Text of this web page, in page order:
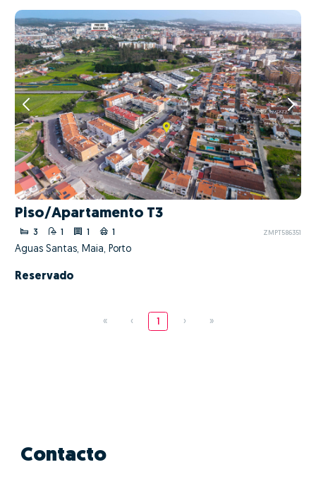
Piso/Apartamento T3
3 1 1 1 ZMPT586351
Águas Santas, Maia, Porto
Reservado
« ‹ 1 › »
Contacto